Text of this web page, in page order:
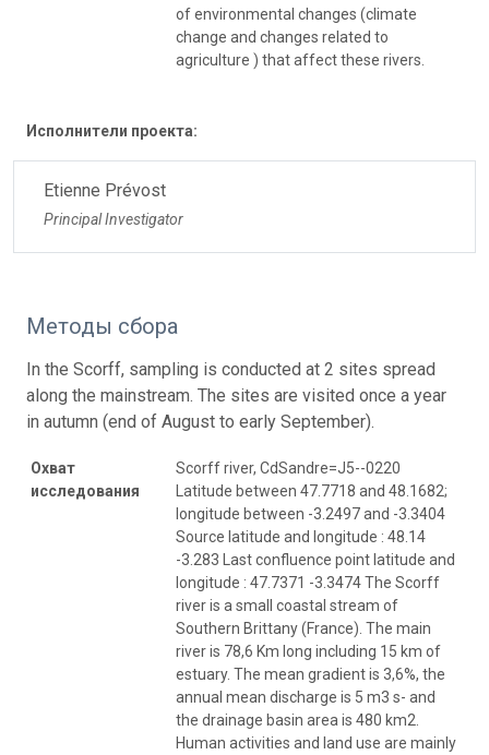
of environmental changes (climate
change and changes related to
agriculture ) that affect these rivers.
Исполнители проекта:
Etienne Prévost
Principal Investigator
Методы сбора
In the Scorff, sampling is conducted at 2 sites spread
along the mainstream. The sites are visited once a year
in autumn (end of August to early September).
Охват
исследования
Scorff river, CdSandre=J5--0220
Latitude between 47.7718 and 48.1682;
longitude between -3.2497 and -3.3404
Source latitude and longitude : 48.14
-3.283 Last confluence point latitude and
longitude : 47.7371 -3.3474 The Scorff
river is a small coastal stream of
Southern Brittany (France). The main
river is 78,6 Km long including 15 km of
estuary. The mean gradient is 3,6%, the
annual mean discharge is 5 m3 s- and
the drainage basin area is 480 km2.
Human activities and land use are mainly